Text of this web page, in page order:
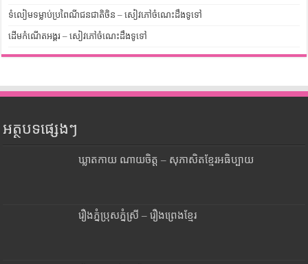
ទំលៀមទម្លាប់ប្រពៃណីជនជាតិចិន – សៀវភៅចំណេះដឹងទូទៅ
ដើមកំណើតអង្គរ – សៀវភៅចំណេះដឹងទូទៅ
អត្ថបទផ្សេងៗ
ឃ្លាតកាយ ណាយចិត្ត – សុភាសិតខ្មែរអធិប្បាយ
រឿងភ្នំប្រុសភ្នំស្រី – រឿងព្រេងខ្មែរ